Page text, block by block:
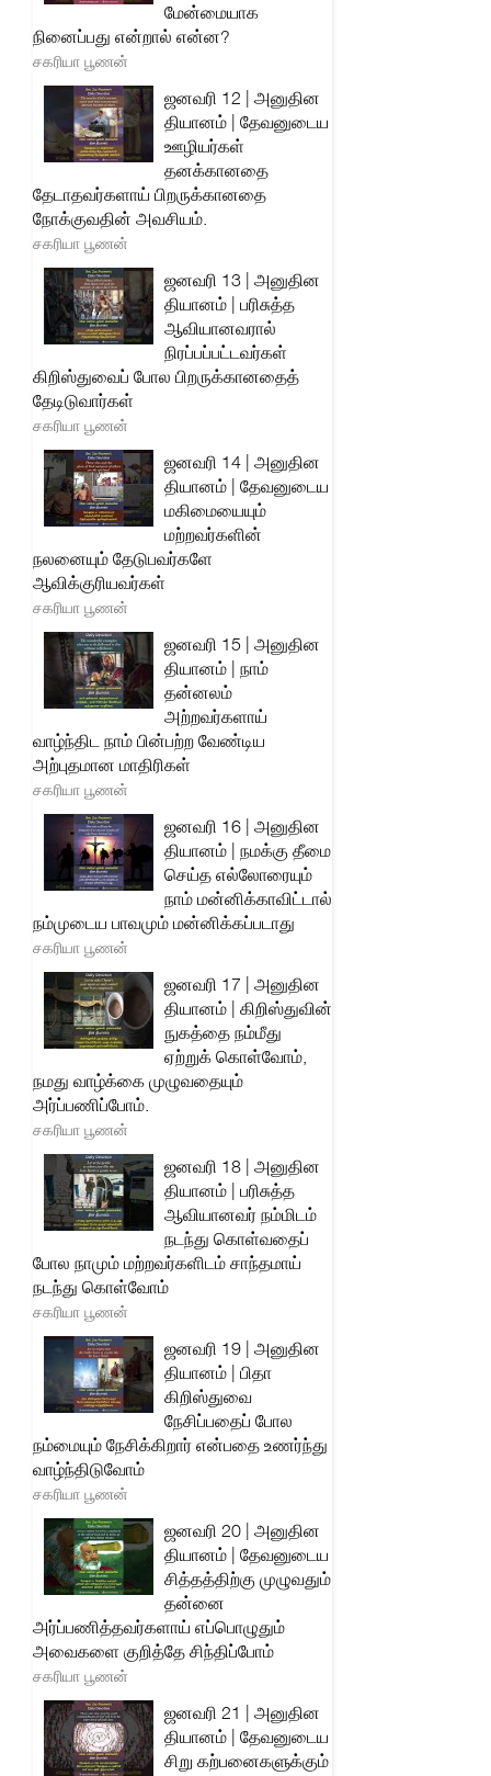
மேன்மையாக
நினைப்பது என்றால் என்ன?
சகரியா பூணன்
ஜனவரி 12 | அனுதின
தியானம் | தேவனுடைய
ஊழியர்கள்
தனக்கானதை
தேடாதவர்களாய் பிறருக்கானதை
நோக்குவதின் அவசியம்.
சகரியா பூணன்
ஜனவரி 13 | அனுதின
தியானம் | பரிசுத்த
ஆவியானவரால்
நிரப்பப்பட்டவர்கள்
கிறிஸ்துவைப் போல பிறருக்கானதைத்
தேடிடுவார்கள்
சகரியா பூணன்
ஜனவரி 14 | அனுதின
தியானம் | தேவனுடைய
மகிமையையும்
மற்றவர்களின்
நலனையும் தேடுபவர்களே
ஆவிக்குரியவர்கள்
சகரியா பூணன்
ஜனவரி 15 | அனுதின
தியானம் | நாம்
தன்னலம்
அற்றவர்களாய்
வாழ்ந்திட நாம் பின்பற்ற வேண்டிய
அற்புதமான மாதிரிகள்
சகரியா பூணன்
ஜனவரி 16 | அனுதின
தியானம் | நமக்கு தீமை
செய்த எல்லோரையும்
நாம் மன்னிக்காவிட்டால்
நம்முடைய பாவமும் மன்னிக்கப்படாது
சகரியா பூணன்
ஜனவரி 17 | அனுதின
தியானம் | கிறிஸ்துவின்
நுகத்தை நம்மீது
ஏற்றுக் கொள்வோம்,
நமது வாழ்க்கை முழுவதையும்
அர்ப்பணிப்போம்.
சகரியா பூணன்
ஜனவரி 18 | அனுதின
தியானம் | பரிசுத்த
ஆவியானவர் நம்மிடம்
நடந்து கொள்வதைப்
போல நாமும் மற்றவர்களிடம் சாந்தமாய்
நடந்து கொள்வோம்
சகரியா பூணன்
ஜனவரி 19 | அனுதின
தியானம் | பிதா
கிறிஸ்துவை
நேசிப்பதைப் போல
நம்மையும் நேசிக்கிறார் என்பதை உணர்ந்து
வாழ்ந்திடுவோம்
சகரியா பூணன்
ஜனவரி 20 | அனுதின
தியானம் | தேவனுடைய
சித்தத்திற்கு முழுவதும்
தன்னை
அர்ப்பணித்தவர்களாய் எப்பொழுதும்
அவைகளை குறித்தே சிந்திப்போம்
சகரியா பூணன்
ஜனவரி 21 | அனுதின
தியானம் | தேவனுடைய
சிறு கற்பனைகளுக்கும்